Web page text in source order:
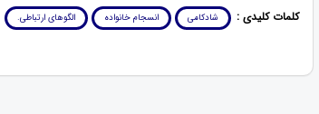
کلمات کلیدی : شادکامی انسجام خانواده الگوهای ارتباطی.